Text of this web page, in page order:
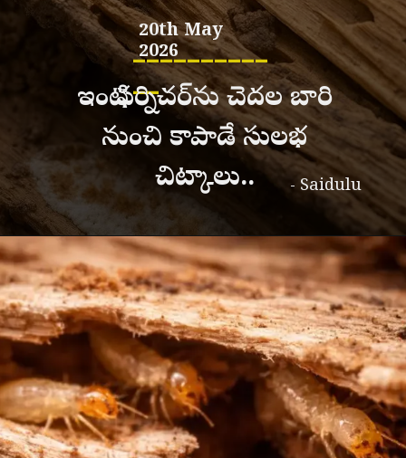
20th May
2026
__________
__
- Saidulu
ఇంటి ఫర్నిచర్‌ను చెదల బారి
నుంచి కాపాడే సులభ
చిట్కాలు..